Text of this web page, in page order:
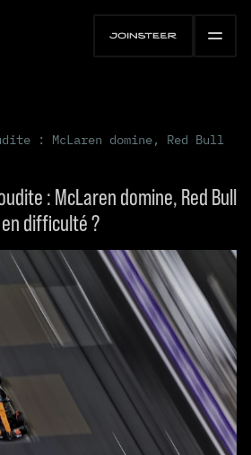
: McLaren domine, Red Bull
: McLaren domine, Red Bull
en difficulté ?